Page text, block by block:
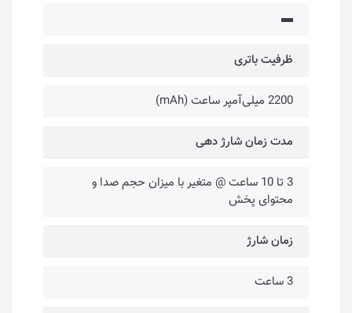
▬
ظرفیت باتری
2200 میلی‌آمپر ساعت (mAh)
مدت زمان شارژ دهی
3 تا 10 ساعت @ متغیر با میزان حجم صدا و
محتوای پخش
زمان شارژ
3 ساعت